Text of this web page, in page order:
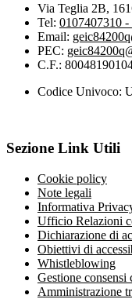
Via Teglia 2B,
Tel: 0107407310 -
Email:
PEC:
C.F.:
Codice Univoco:
Sezione Link Utili
Cookie policy
Note legali
Informativa
Ufficio Relazioni
Dichiarazione di
Obiettivi di
Whistleblowing
Gestione consensi
Amministrazione